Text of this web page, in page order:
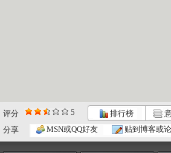
评分 5 排行榜
分享
MSN或QQ好友 贴到博客或